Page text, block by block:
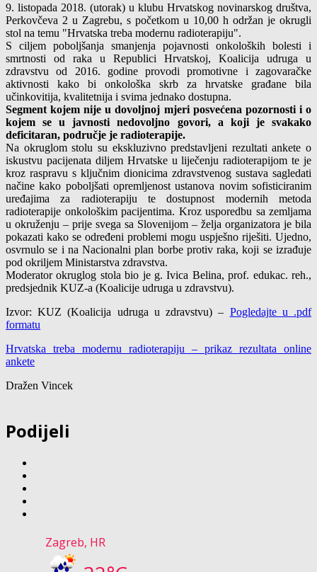
9. listopada 2018. (utorak) u klubu Hrvatskog novinarskog društva,
Perkovčeva 2 u Zagrebu, s početkom u 10,00 h održan je okrugli
stol na temu "Hrvatska treba modernu radioterapiju".
S ciljem poboljšanja smanjenja pojavnosti onkoloških bolesti i
smrtnosti od raka u Republici Hrvatskoj, Koalicija udruga u
zdravstvu od 2016. godine provodi promotivne i zagovaračke
aktivnosti kako bi onkološka skrb za hrvatske građane bila
učinkovitija, kvalitetnija i svima jednako dostupna.
Segment kojem nije u dovoljnoj mjeri posvećena pozornosti i o
kojem se u javnosti nedovoljno govori, a koji je svakako
deficitaran, područje je radioterapije.
Na okruglom stolu su ekskluzivno predstavljeni rezultati ankete o
iskustvu pacijenata diljem Hrvatske u liječenju radioterapijom te je
kroz raspravu s ključnim dionicima zdravstvenog sustava sagledati
načine kako poboljšati opremljenost ustanova novim sofisticiranim
uređajima za radioterapiju te dostupnost modernih metoda
radioterapije onkološkim pacijentima. Kroz usporedbu sa zemljama
u okruženju – prije svega sa Slovenijom – želja organizatora je bila
pokazati kako se određeni problemi mogu uspješno riješiti. Ujedno,
osvrnulo se i na Nacionalni plan borbe protiv raka, koji se izrađuje
pod okriljem Ministarstva zdravstva.
Moderator okruglog stola bio je g. Ivica Belina, prof. edukac. reh.,
predsjednik KUZ-a (Koalicije udruga u zdravstvu).
Izvor: KUZ (Koalicija udruga u zdravstvu) – Pogledajte u .pdf
formatu
Hrvatska treba modernu radioterapiju – prikaz rezultata online
ankete
Dražen Vincek
Podijeli
Zagreb, HR